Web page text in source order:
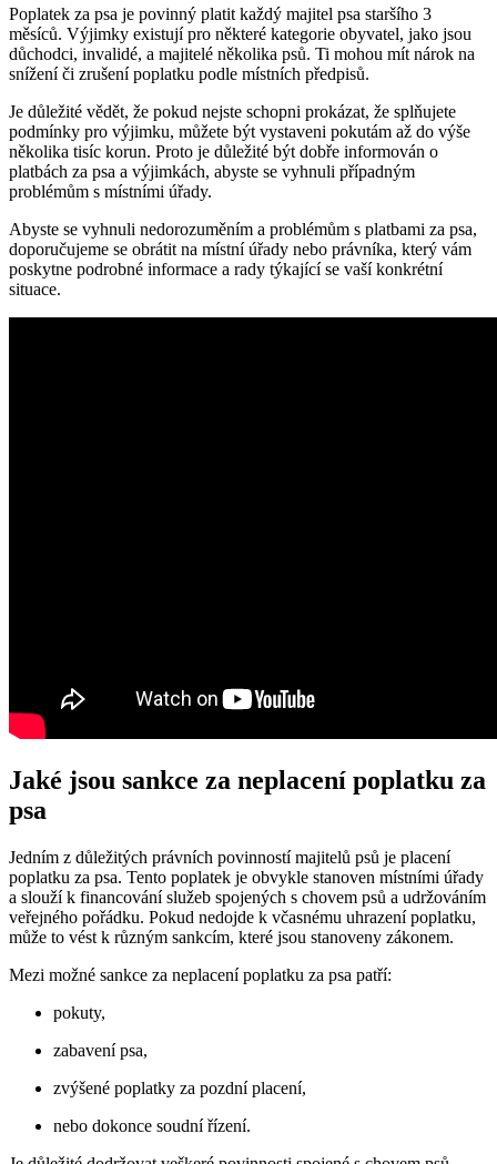
Poplatek za psa je povinný platit každý majitel psa staršího 3
měsíců. Výjimky existují pro některé kategorie obyvatel, jako jsou
důchodci, invalidé, a majitelé několika psů. Ti mohou mít nárok na
snížení či zrušení poplatku podle místních předpisů.
Je důležité vědět, že pokud nejste schopni prokázat, že splňujete
podmínky pro výjimku, můžete být vystaveni pokutám až do výše
několika tisíc korun. Proto je důležité být dobře informován o
platbách za psa a výjimkách, abyste se vyhnuli případným
problémům s místními úřady.
Abyste se vyhnuli nedorozuměním a problémům s platbami za psa,
doporučujeme se obrátit na místní úřady nebo právníka, který vám
poskytne podrobné informace a rady týkající se vaší konkrétní
situace.
Jaké jsou sankce za neplacení poplatku za
psa
Jedním z důležitých právních povinností majitelů psů je placení
poplatku za psa. Tento poplatek je obvykle stanoven místními úřady
a slouží k financování služeb spojených s chovem psů a udržováním
veřejného pořádku. Pokud nedojde k včasnému uhrazení poplatku,
může to vést k různým sankcím, které jsou stanoveny zákonem.
Mezi možné sankce za neplacení poplatku za psa patří:
pokuty,
zabavení psa,
zvýšené poplatky za pozdní placení,
nebo dokonce soudní řízení.